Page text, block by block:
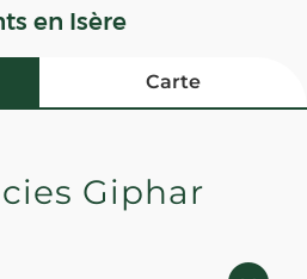
en Isère
Carte
LA MURETTE
Giphar